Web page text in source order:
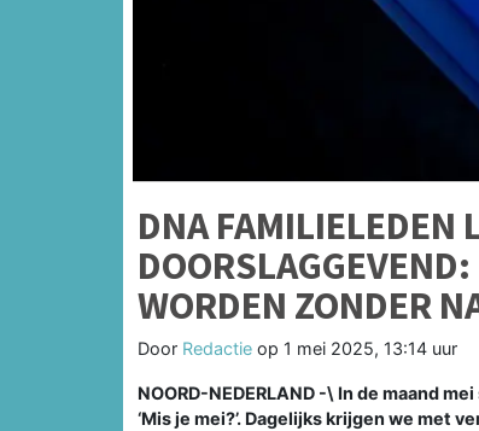
DNA FAMILIELEDEN
WORDEN ZONDER
Door Redactie op 1 mei 2025, 13:14 uur
NOORD-NEDERLAND -\ In de maand
‘Mis je mei?’. Dagelijks krijgen we met